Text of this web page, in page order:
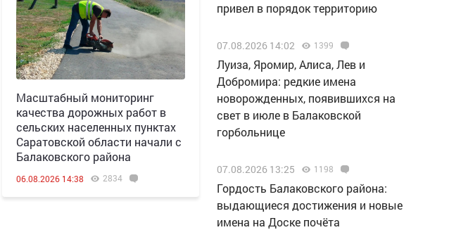
Масштабный мониторинг
качества дорожных работ в
сельских населенных пунктах
Саратовской области начали с
Балаковского района
06.08.2026 14:38 2834
привел в порядок территорию
07.08.2026 14:02 1399
Луиза, Яромир, Алиса, Лев и
Добромира: редкие имена
новорожденных, появившихся на
свет в июле в Балаковской
горбольнице
07.08.2026 13:25 1198
Гордость Балаковского района:
выдающиеся достижения и новые
имена на Доске почёта